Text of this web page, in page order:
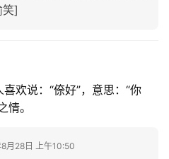
]
欢说：“倷好”，意思：“你
情。
月28日 上午10:50